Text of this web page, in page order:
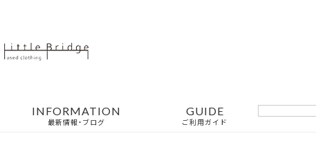
INFORMATION
最新情報・ブログ
GUIDE
ご利用ガイド